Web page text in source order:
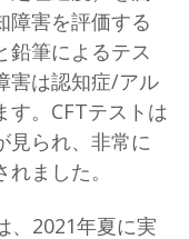
障害を評価する
鉛筆によるテス
害は認知症/アル
す。CFTテストは
見られ、非常に
ました。
、2021年夏に実